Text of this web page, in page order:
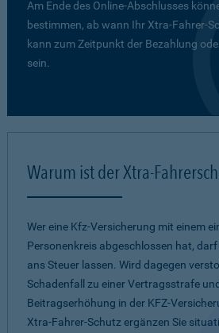
Am Ende des Online-Abschlusses
bestimmen, ab wann Ihr Xtra-Fahrer-
kann zum Zeitpunkt der Bezahlung
sein.
Warum ist der Xtra-
Wer eine Kfz-Versicherung mit einem
Personenkreis abgeschlossen hat,
ans Steuer lassen. Wird dagegen
Schadenfall zu einer Vertragsstrafe
Beitragserhöhung in der KFZ-
Xtra-Fahrer-Schutz ergänzen Sie